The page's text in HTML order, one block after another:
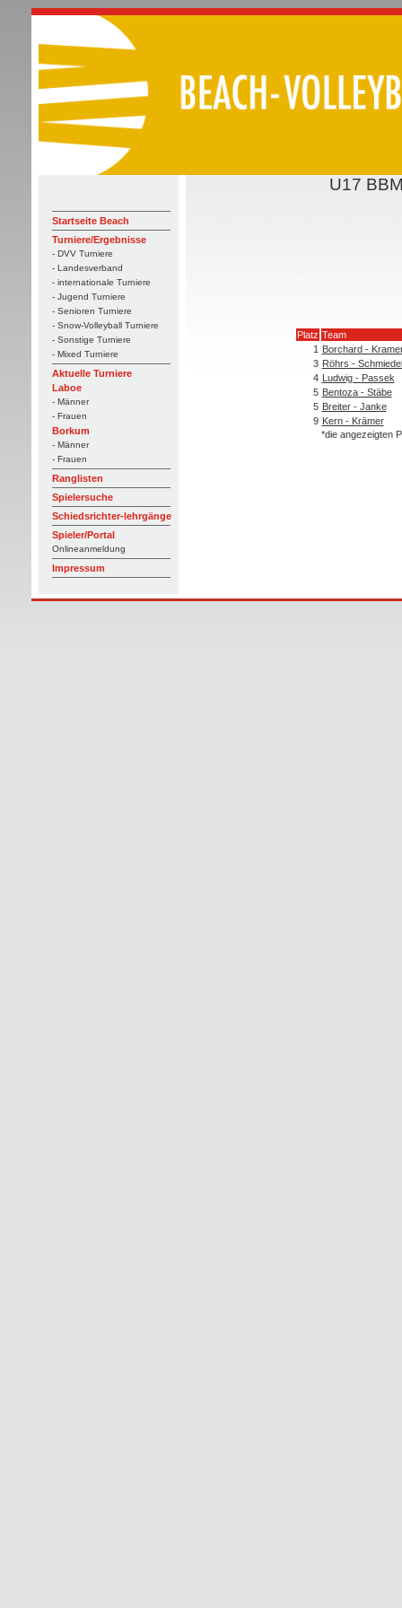
Startseite Beach
Turniere/Ergebnisse
- DVV Turniere
- Landesverband
- internationale Turniere
- Jugend Turniere
- Senioren Turniere
- Snow-Volleyball Turniere
- Sonstige Turniere
- Mixed Turniere
Aktuelle Turniere
Laboe
- Männer
- Frauen
Borkum
- Männer
- Frauen
Ranglisten
Spielersuche
Schiedsrichter-lehrgänge
Spieler/Portal
Onlineanmeldung
Impressum
U17
Platz Team
1 Borchard -
3 Röhrs -
4 Ludwig - Passek
5 Bentoza - Stäbe
5 Breiter - Janke
9 Kern - Krämer
*die angezeigten